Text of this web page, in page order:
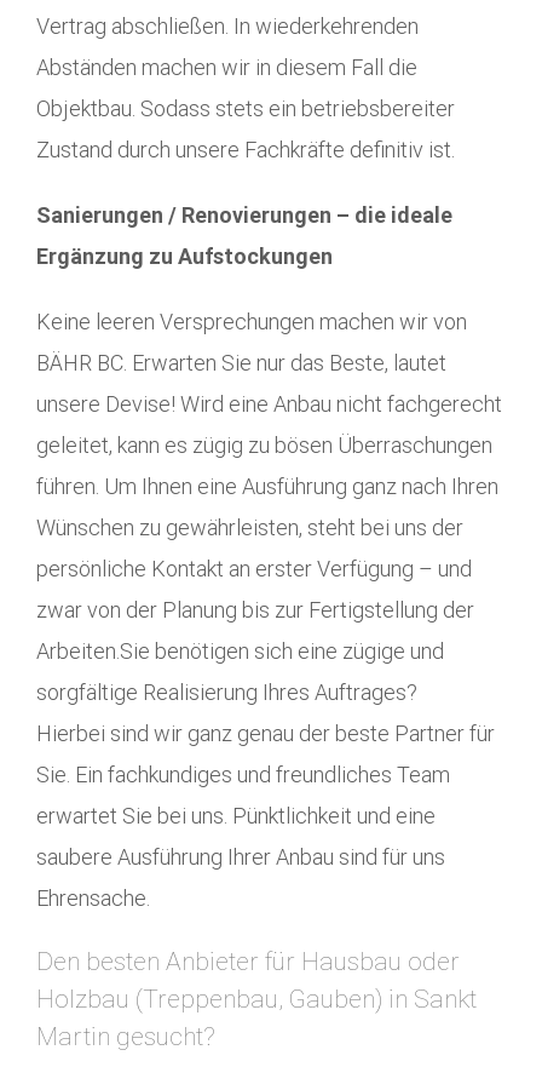
Vertrag abschließen. In wiederkehrenden
Abständen machen wir in diesem Fall die
Objektbau. Sodass stets ein betriebsbereiter
Zustand durch unsere Fachkräfte definitiv ist.
Sanierungen / Renovierungen – die ideale
Ergänzung zu Aufstockungen
Keine leeren Versprechungen machen wir von
BÄHR BC. Erwarten Sie nur das Beste, lautet
unsere Devise! Wird eine Anbau nicht fachgerecht
geleitet, kann es zügig zu bösen Überraschungen
führen. Um Ihnen eine Ausführung ganz nach Ihren
Wünschen zu gewährleisten, steht bei uns der
persönliche Kontakt an erster Verfügung – und
zwar von der Planung bis zur Fertigstellung der
Arbeiten.Sie benötigen sich eine zügige und
sorgfältige Realisierung Ihres Auftrages?
Hierbei sind wir ganz genau der beste Partner für
Sie. Ein fachkundiges und freundliches Team
erwartet Sie bei uns. Pünktlichkeit und eine
saubere Ausführung Ihrer Anbau sind für uns
Ehrensache.
Den besten Anbieter für Hausbau oder
Holzbau (Treppenbau, Gauben) in Sankt
Martin gesucht?